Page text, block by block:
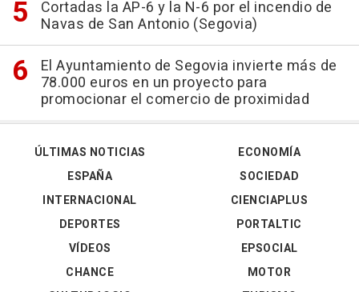
Cortadas la AP-6 y la N-6 por el incendio de
Navas de San Antonio (Segovia)
El Ayuntamiento de Segovia invierte más de
78.000 euros en un proyecto para
promocionar el comercio de proximidad
ÚLTIMAS NOTICIAS
ESPAÑA
INTERNACIONAL
DEPORTES
VÍDEOS
ECONOMÍA
SOCIEDAD
CIENCIAPLUS
PORTALTIC
EPSOCIAL
CHANCE
MOTOR